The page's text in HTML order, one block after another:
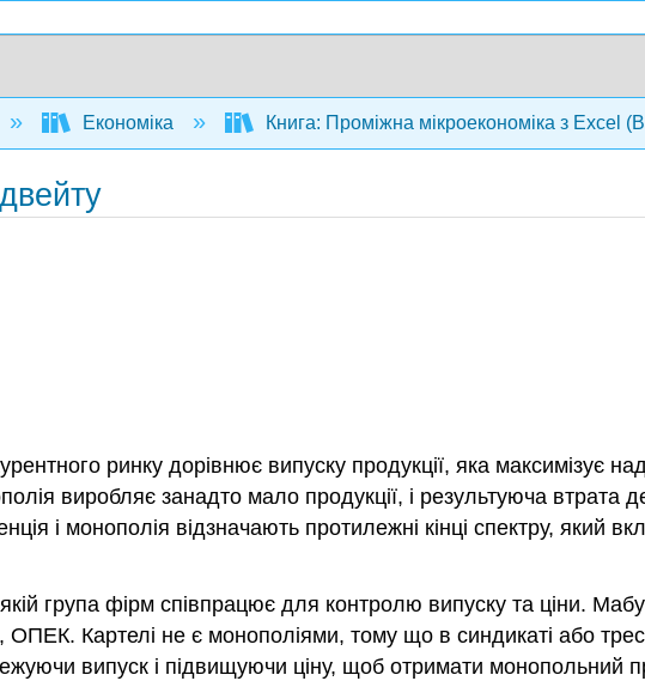
Економіка Книга: Проміжна мікроекономіка з Excel
ринку дорівнює випуску продукції, яка максимізує
виробляє занадто мало продукції, і результуюча втрата
і монополія відзначають протилежні кінці спектру, який
група фірм співпрацює для контролю випуску та ціни.
, ОПЕК. Картелі не є монополіями, тому що в синдикаті або
випуск і підвищуючи ціну, щоб отримати монопольний